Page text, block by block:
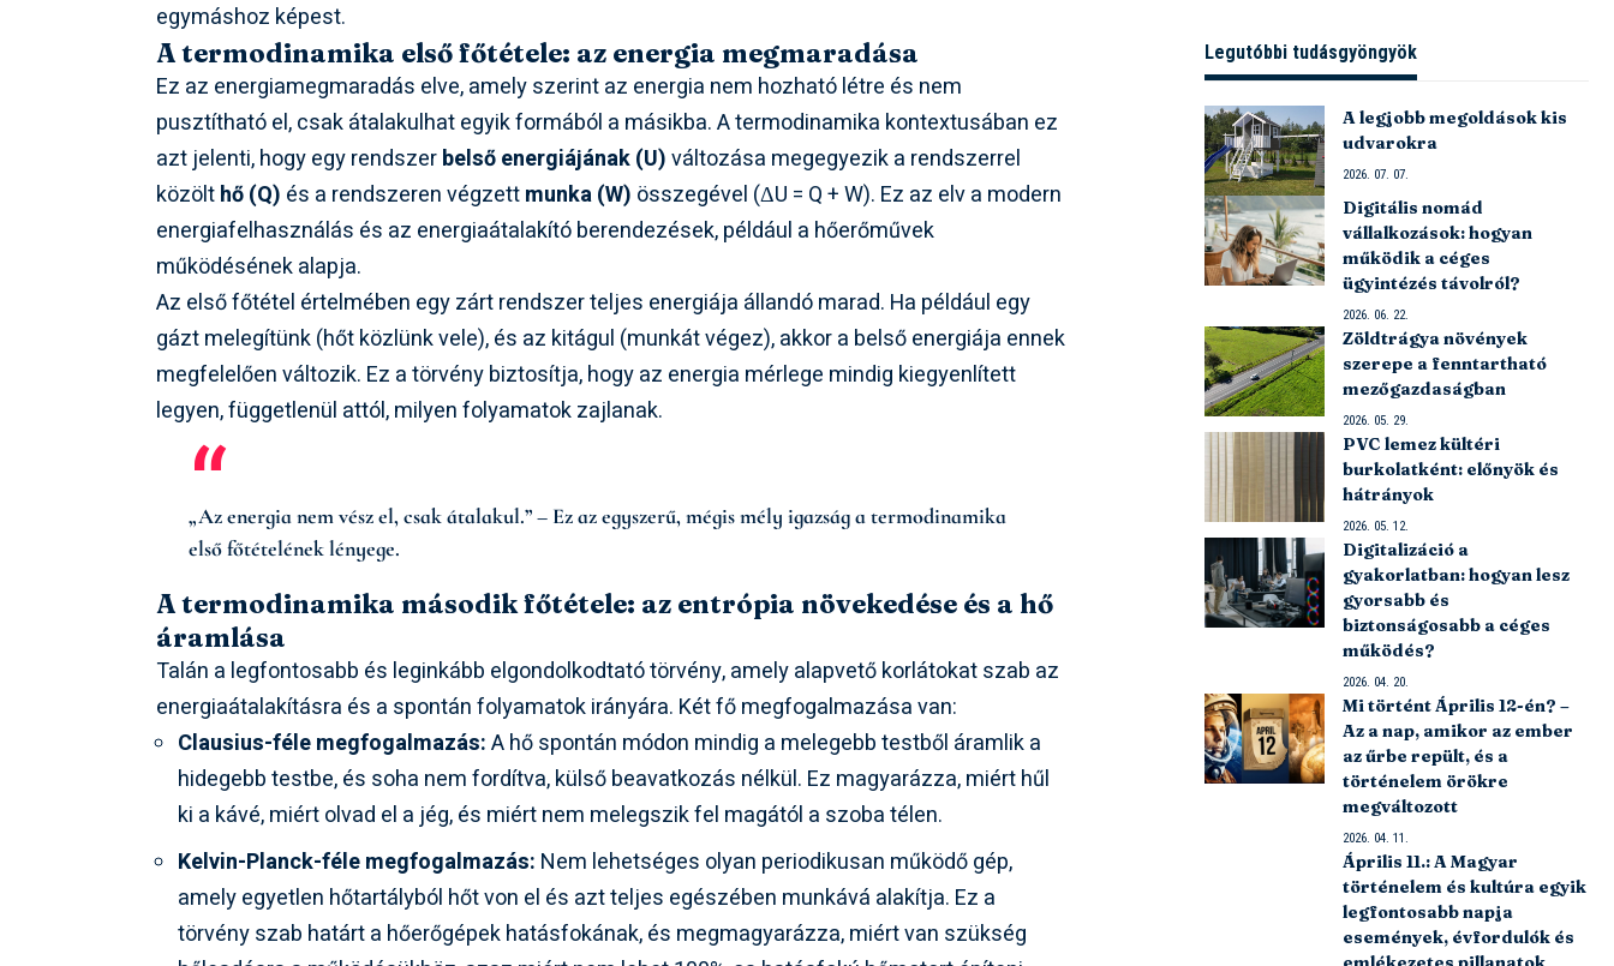
egymáshoz képest.
A termodinamika első főtétele: az energia megmaradása
Ez az energiamegmaradás elve, amely szerint az energia nem hozható létre és nem
pusztítható el, csak átalakulhat egyik formából a másikba. A termodinamika kontextusában ez
azt jelenti, hogy egy rendszerbelső energiájának (U)változása megegyezik a rendszerrel
közölthő (Q) és a rendszeren végzettmunka (W) összegével (ΔU = Q + W). Ez az elv a modern
energiafelhasználás és az energiaátalakító berendezések, például a hőerőművek
működésének alapja.
Az első főtétel értelmében egy zárt rendszer teljes energiája állandó marad. Ha például egy
gázt melegítünk (hőt közlünk vele), és az kitágul (munkát végez), akkor a belső energiája ennek
megfelelően változik. Ez a törvény biztosítja, hogy az energia mérlege mindig kiegyenlített
legyen, függetlenül attól, milyen folyamatok zajlanak.
„Az energia nem vész el, csak átalakul.” – Ez az egyszerű, mégis mély igazság a termodinamika
első főtételének lényege.
A termodinamika második főtétele: az entrópia növekedése és a hő
áramlása
Talán a legfontosabb és leginkább elgondolkodtató törvény, amely alapvető korlátokat szab az
energiaátalakításra és a spontán folyamatok irányára. Két fő megfogalmazása van:
Clausius-féle megfogalmazás:A hő spontán módon mindig a melegebb testből áramlik a
hidegebb testbe, és soha nem fordítva, külső beavatkozás nélkül. Ez magyarázza, miért hűl
ki a kávé, miért olvad el a jég, és miért nem melegszik fel magától a szoba télen.
Kelvin-Planck-féle megfogalmazás: Nem lehetséges olyan periodikusan működő gép,
amely egyetlen hőtartályból hőt von el és azt teljes egészében munkává alakítja. Ez a
törvény szab határt a hőerőgépek hatásfokának, és megmagyarázza, miért van szükség
Legutóbbi tudásgyöngyök
A legjobb megoldások kis
udvarokra
2026. 07. 07.
Digitális nomád
vállalkozások: hogyan
működik a céges
ügyintézés távolról?
2026. 06. 22.
Zöldtrágya növények
szerepe a fenntartható
mezőgazdaságban
2026. 05. 29.
PVC lemez kültéri
burkolatként: előnyök és
hátrányok
2026. 05. 12.
Digitalizáció a
gyakorlatban: hogyan lesz
gyorsabb és
biztonságosabb a céges
működés?
2026. 04. 20.
Mi történt Április 12-én? –
Az a nap, amikor az ember
az űrbe repült, és a
történelem örökre
megváltozott
2026. 04. 11.
Április 11.: A Magyar
történelem és kultúra egyik
legfontosabb napja
események, évfordulók és